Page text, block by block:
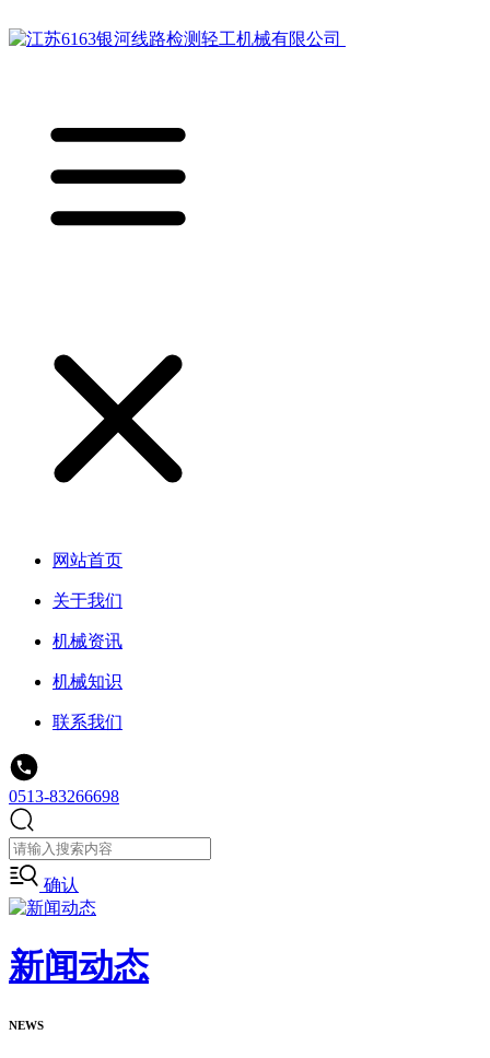
网站首页
关于我们
机械资讯
机械知识
联系我们
0513-83266698
确认
新闻动态
NEWS